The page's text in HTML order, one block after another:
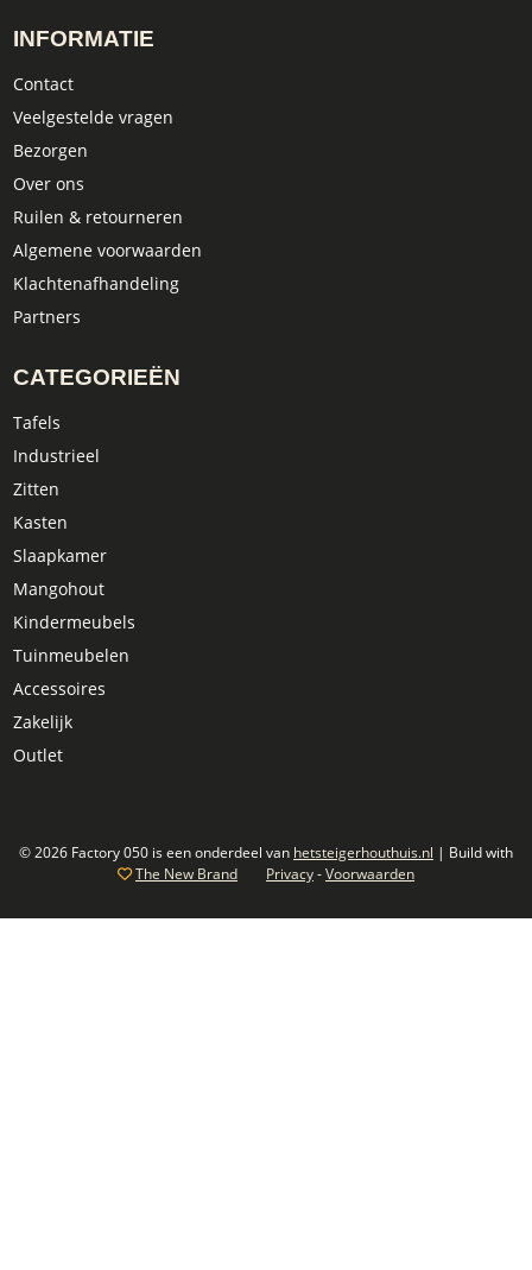
INFORMATIE
Contact
Veelgestelde vragen
Bezorgen
Over ons
Ruilen & retourneren
Algemene voorwaarden
Klachtenafhandeling
Partners
CATEGORIEËN
Tafels
Industrieel
Zitten
Kasten
Slaapkamer
Mangohout
Kindermeubels
Tuinmeubelen
Accessoires
Zakelijk
Outlet
© 2026 Factory 050 is een onderdeel van hetsteigerhouthuis.nl | Build with
The New Brand
Privacy-Voorwaarden